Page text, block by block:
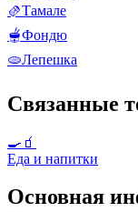
🫔Тамале
🫕Фондю
🫓Лепешка
Связанные
🍳🧃
Еда и напитки
Основная